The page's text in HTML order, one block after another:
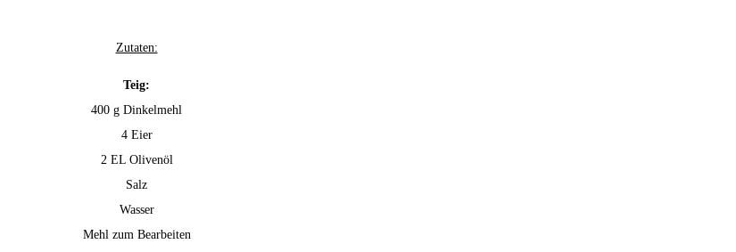
Zutaten:
Teig:
400 g Dinkelmehl
4 Eier
2 EL Olivenöl
Salz
Wasser
Mehl zum Bearbeiten